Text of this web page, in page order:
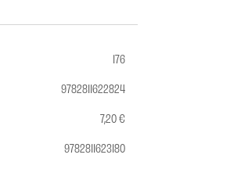
176
9782811622824
7,20 €
9782811623180